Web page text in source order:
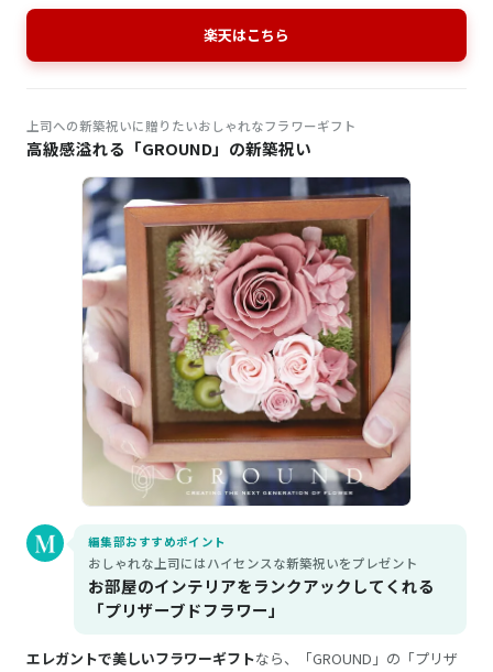
楽天はこちら
上司への新築祝いに贈りたいおしゃれなフラワーギフト
高級感溢れる「GROUND」の新築祝い
編集部おすすめポイント
おしゃれな上司にはハイセンスな新築祝いをプレゼント
お部屋のインテリアをランクアックしてくれる
「プリザーブドフラワー」
エレガントで美しいフラワーギフトなら、「GROUND」の「プリザ